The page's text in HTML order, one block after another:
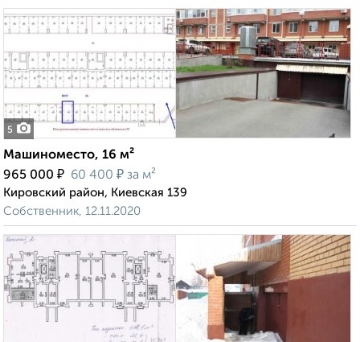
5
Машиноместо, 16 м²
965 000 ₽ 60 400 ₽ за м²
Кировский район, Киевская 139
Собственник, 12.11.2020